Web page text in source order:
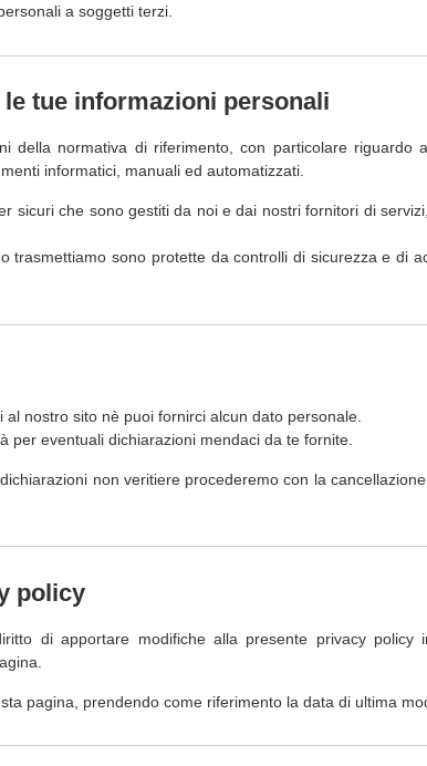
a soggetti terzi.
tue informazioni personali
della normativa di riferimento, con particolare riguardo
informatici, manuali ed automatizzati.
sicuri che sono gestiti da noi e dai nostri fornitori di
trasmettiamo sono protette da controlli di sicurezza e di
nostro sito nè puoi fornirci alcun dato personale.
per eventuali dichiarazioni mendaci da te fornite.
non veritiere procederemo con la
policy
di apportare modifiche alla presente privacy policy
pagina, prendendo come riferimento la data di ultima